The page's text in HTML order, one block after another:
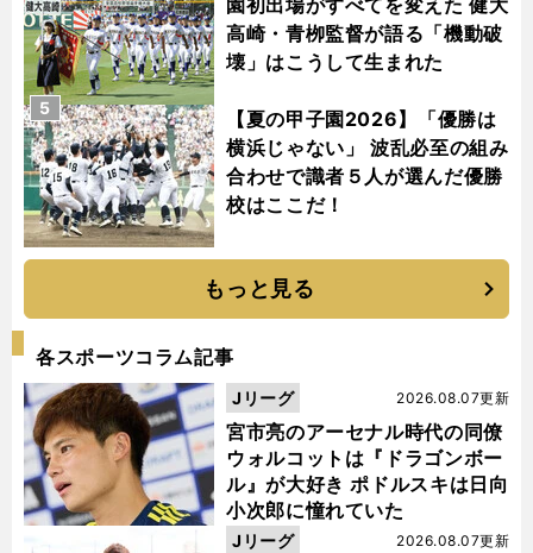
園初出場がすべてを変えた 健大
高崎・青栁監督が語る「機動破
壊」はこうして生まれた
【夏の甲子園2026】「優勝は
横浜じゃない」 波乱必至の組み
合わせで識者５人が選んだ優勝
校はここだ！
5
もっと見る
各スポーツコラム記事
宮市亮のアーセナル時代の同僚
ウォルコットは『ドラゴンボー
ル』が大好き ポドルスキは日向
小次郎に憧れていた
2026.08.07更新
Jリーグ
2026.08.07更新
Jリーグ